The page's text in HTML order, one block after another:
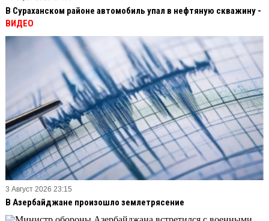
В Сураханском районе автомобиль упал в нефтяную скважину -
ВИДЕО
3 Август 2026 23:15
В Азербайджане произошло землетрясение